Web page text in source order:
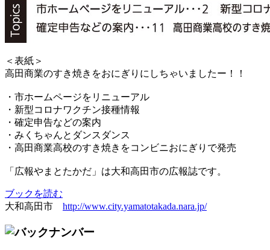
＜表紙＞
高田商業のすき焼きをおにぎりにしちゃいましたー！！
・市ホームページをリニューアル
・新型コロナワクチン接種情報
・確定申告などの案内
・みくちゃんとダンスダンス
・高田商業高校のすき焼きをコンビニおにぎりで発売
「広報やまとたかだ」は大和高田市の広報誌です。
ブックを読む
大和高田市 http://www.city.yamatotakada.nara.jp/